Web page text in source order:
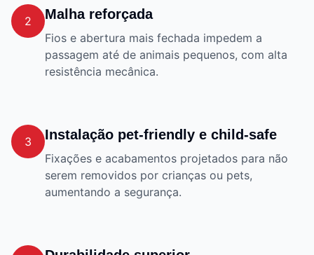
2 Malha reforçada
Fios e abertura mais fechada impedem a
passagem até de animais pequenos, com alta
resistência mecânica.
3 Instalação pet-friendly e child-safe
Fixações e acabamentos projetados para não
serem removidos por crianças ou pets,
aumentando a segurança.